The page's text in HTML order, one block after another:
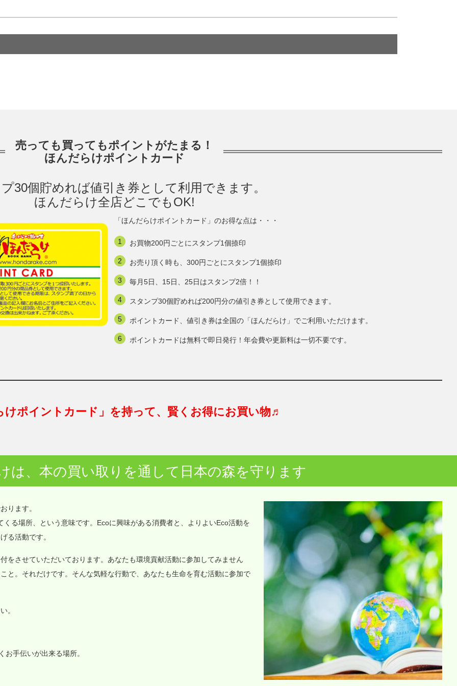
売っても買ってもポイントがたまる！
ほんだらけポイントカード
30個貯めれば値引き券として利用できます。
ほんだらけ全店どこでもOK!
「ほんだらけポイントカード」のお得な点は・・・
お買物200円ごとにスタンプ1個捺印
お売り頂く時も、300円ごとにスタンプ1個捺印
毎月5日、15日、25日はスタンプ2倍！！
スタンプ30個貯めれば200円分の値引き券として使用できます。
ポイントカード、値引き券は全国の「ほんだらけ」でご利用いただけます。
ポイントカードは無料で即日発行！年会費や更新料は一切不要です。
けポイントカード」を持って、賢くお得にお買い物♬
は、本の買い取りを通して日本の森を守ります
ります。
る場所、という意味です。Ecoに興味がある消費者と、よりよいEco活動を
る活動です。
をさせていただいております。あなたも環境貢献活動に参加してみません
と。それだけです。そんな気軽な行動で、あなたも生命を育む活動に参加で
。
手伝いが出来る場所。